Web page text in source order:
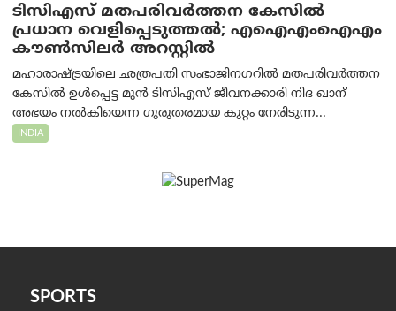
ടിസിഎസ് മതപരിവർത്തന കേസിൽ
പ്രധാന വെളിപ്പെടുത്തൽ; എഐഎംഐഎം
കൗൺസിലർ അറസ്റ്റിൽ
മഹാരാഷ്ട്രയിലെ ഛത്രപതി സംഭാജിനഗറിൽ മതപരിവർത്തന
കേസിൽ ഉൾപ്പെട്ട മുൻ ടിസിഎസ് ജീവനക്കാരി നിദ ഖാന്
അഭയം നൽകിയെന്ന ഗുരുതരമായ കുറ്റം നേരിടുന്ന...
INDIA
SPORTS